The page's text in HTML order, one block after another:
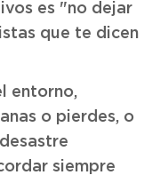
es "no dejar
que te dicen
entorno,
o pierdes, o
siempre